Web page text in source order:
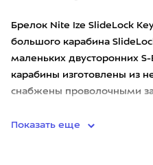
Брелок Nite Ize SlideLock
большого карабина
маленьких двусторонних
карабины изготовлены из
снабжены проволочными
Показать еще